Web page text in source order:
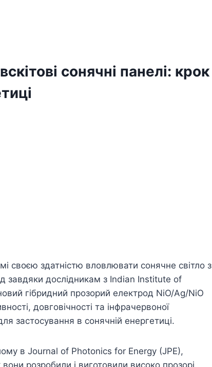
сонячні панелі: крок
своєю здатністю вловлювати сонячне світло з
завдяки дослідникам з Indian Institute of
гібридний прозорий електрод NiO/Ag/NiO
довговічності та інфрачервоної
застосування в сонячній енергетиці.
в Journal of Photonics for Energy (JPE),